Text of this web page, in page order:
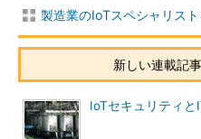
製造業のIoTスペシャリス
新しい連載記
IoTセキュリティ